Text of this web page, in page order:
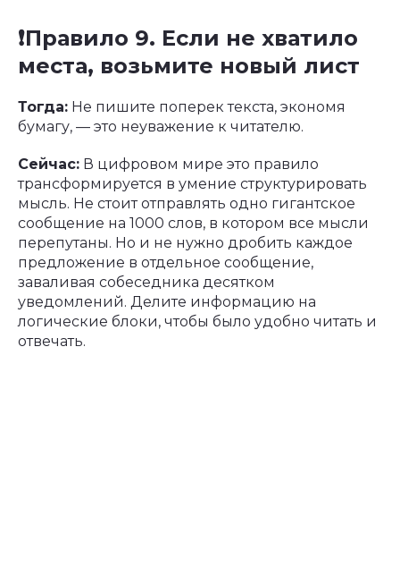
❗️Правило 9. Если не хватило
места, возьмите новый лист
Тогда: Не пишите поперек текста, экономя
бумагу, — это неуважение к читателю.
Сейчас: В цифровом мире это правило
трансформируется в умение структурировать
мысль. Не стоит отправлять одно гигантское
сообщение на 1000 слов, в котором все мысли
перепутаны. Но и не нужно дробить каждое
предложение в отдельное сообщение,
заваливая собеседника десятком
уведомлений. Делите информацию на
логические блоки, чтобы было удобно читать и
отвечать.